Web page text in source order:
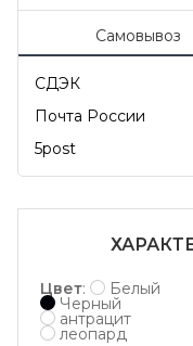
Самовывоз
СДЭК
Почта России
5post
Цвет: Белый
Черный
антрацит
леопард